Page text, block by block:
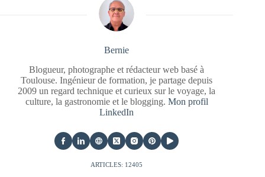
Bernie
Blogueur, photographe et rédacteur web basé à
Toulouse. Ingénieur de formation, je partage depuis
2009 un regard technique et curieux sur le voyage, la
culture, la gastronomie et le blogging. Mon profil
LinkedIn
ARTICLES: 12405